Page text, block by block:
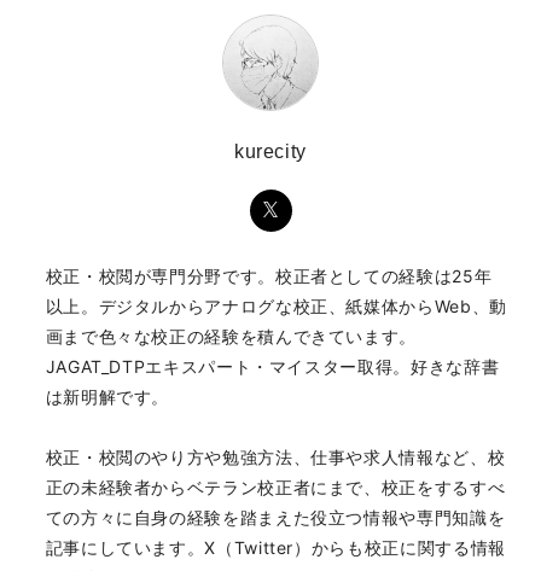
kurecity
校正・校閲が専門分野です。校正者としての経験は25年
以上。デジタルからアナログな校正、紙媒体からWeb、動
画まで色々な校正の経験を積んできています。
JAGAT_DTPエキスパート・マイスター取得。好きな辞書
は新明解です。
校正・校閲のやり方や勉強方法、仕事や求人情報など、校
正の未経験者からベテラン校正者にまで、校正をするすべ
ての方々に自身の経験を踏まえた役立つ情報や専門知識を
記事にしています。X（Twitter）からも校正に関する情報